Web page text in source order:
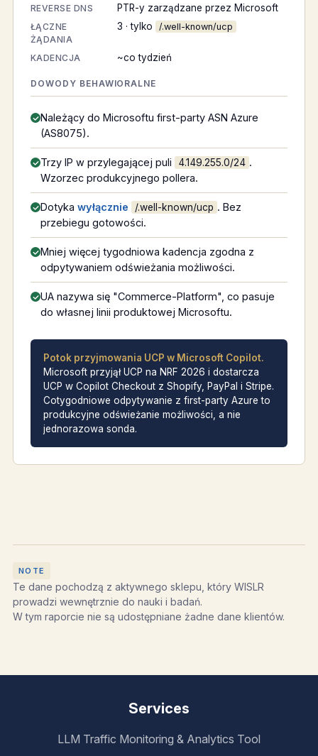
REVERSE DNS PTR-y zarządzane przez Microsoft
ŁĄCZNE
ŻĄDANIA
3 · tylko /.well-known/ucp
KADENCJA ~co tydzień
DOWODY BEHAWIORALNE
Należący do Microsoftu first-party ASN Azure
(AS8075).
Trzy IP w przylegającej puli 4.149.255.0/24 .
Wzorzec produkcyjnego pollera.
Dotyka wyłącznie /.well-known/ucp . Bez
przebiegu gotowości.
Mniej więcej tygodniowa kadencja zgodna z
odpytywaniem odświeżania możliwości.
UA nazywa się "Commerce-Platform", co pasuje
do własnej linii produktowej Microsoftu.
Potok przyjmowania UCP w Microsoft Copilot.
Microsoft przyjął UCP na NRF 2026 i dostarcza
UCP w Copilot Checkout z Shopify, PayPal i Stripe.
Cotygodniowe odpytywanie z first-party Azure to
produkcyjne odświeżanie możliwości, a nie
jednorazowa sonda.
Te dane pochodzą z aktywnego sklepu, który WISLR
prowadzi wewnętrznie do nauki i badań.
W tym raporcie nie są udostępniane żadne dane klientów.
Services
LLM Traffic Monitoring & Analytics Tool